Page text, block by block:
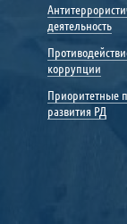
деятельность
коррупции
Приоритетные
развития РД